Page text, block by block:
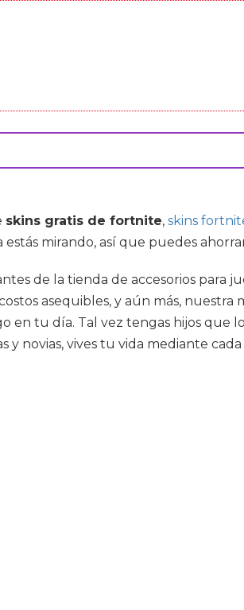
skins gratis de fortnite, skins
mirando, así que puedes
de la tienda de accesorios
asequibles, y aún más,
tu día. Tal vez tengas hijos que
y novias, vives tu vida mediante